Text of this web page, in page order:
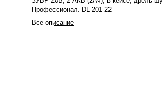
Профессионал. DL-201-22
Все описание